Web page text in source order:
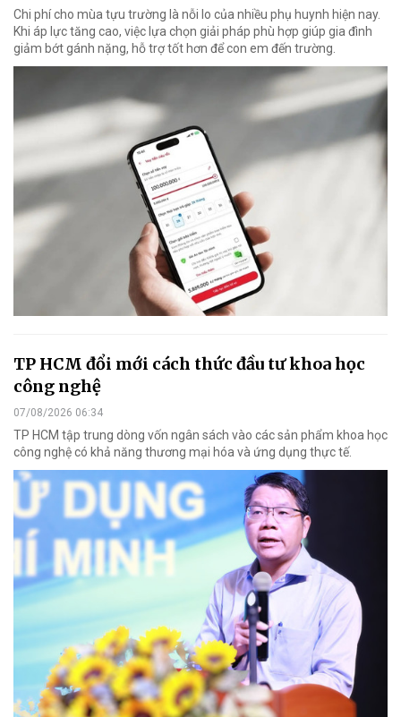
Chi phí cho mùa tựu trường là nỗi lo của nhiều phụ huynh hiện nay.
Khi áp lực tăng cao, việc lựa chọn giải pháp phù hợp giúp gia đình
giảm bớt gánh nặng, hỗ trợ tốt hơn để con em đến trường.
TP HCM đổi mới cách thức đầu tư khoa học
công nghệ
07/08/2026 06:34
TP HCM tập trung dòng vốn ngân sách vào các sản phẩm khoa học
công nghệ có khả năng thương mại hóa và ứng dụng thực tế.